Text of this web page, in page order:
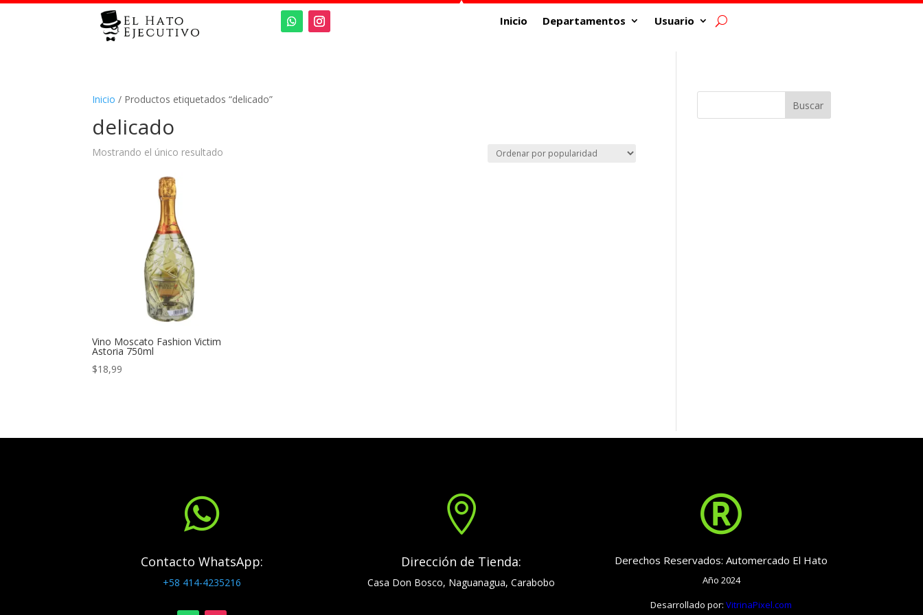
Inicio Departamentos Usuario
Inicio / Productos etiquetados “delicado”
delicado
Mostrando el único resultado
Vino Moscato Fashion Victim
Astoria 750ml
$18,99
Buscar

Contacto WhatsApp:
+58 414-4235216

Dirección de Tienda:
Casa Don Bosco, Naguanagua, Carabobo

Derechos Reservados: Automercado El Hato
Año 2024
Desarrollado por:VitrinaPixel.com